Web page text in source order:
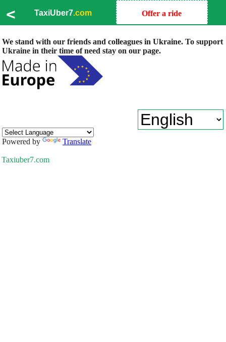
< TaxiUber7.com Offer a ride
We stand with our friends and colleagues in Ukraine. To support
Ukraine in their time of need stay on our page.
Powered by Translate
Taxiuber7.com